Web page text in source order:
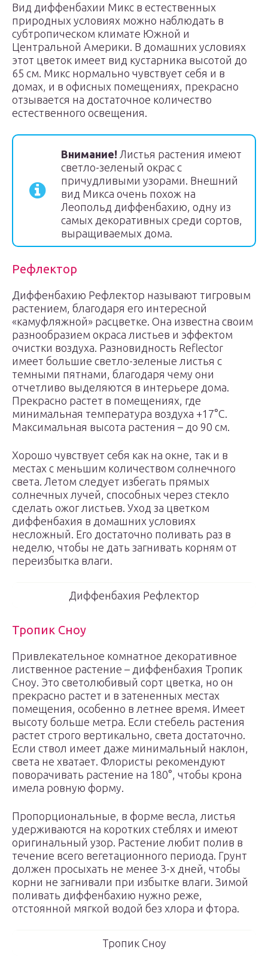
Вид диффенбахии Микс в естественных
природных условиях можно наблюдать в
субтропическом климате Южной и
Центральной Америки. В домашних условиях
этот цветок имеет вид кустарника высотой до
65 см. Микс нормально чувствует себя и в
домах, и в офисных помещениях, прекрасно
отзывается на достаточное количество
естественного освещения.
Внимание! Листья растения имеют
светло-зеленый окрас с
причудливыми узорами. Внешний
вид Микса очень похож на
Леопольд диффенбахию, одну из
самых декоративных среди сортов,
выращиваемых дома.
Рефлектор
Диффенбахию Рефлектор называют тигровым
растением, благодаря его интересной
«камуфляжной» расцветке. Она известна своим
разнообразием окраса листьев и эффектом
очистки воздуха. Разновидность Reflector
имеет большие светло-зеленые листья с
темными пятнами, благодаря чему они
отчетливо выделяются в интерьере дома.
Прекрасно растет в помещениях, где
минимальная температура воздуха +17°С.
Максимальная высота растения – до 90 см.
Хорошо чувствует себя как на окне, так и в
местах с меньшим количеством солнечного
света. Летом следует избегать прямых
солнечных лучей, способных через стекло
сделать ожог листьев. Уход за цветком
диффенбахия в домашних условиях
несложный. Его достаточно поливать раз в
неделю, чтобы не дать загнивать корням от
переизбытка влаги.
Диффенбахия Рефлектор
Тропик Сноу
Привлекательное комнатное декоративное
лиственное растение – диффенбахия Тропик
Сноу. Это светолюбивый сорт цветка, но он
прекрасно растет и в затененных местах
помещения, особенно в летнее время. Имеет
высоту больше метра. Если стебель растения
растет строго вертикально, света достаточно.
Если ствол имеет даже минимальный наклон,
света не хватает. Флористы рекомендуют
поворачивать растение на 180°, чтобы крона
имела ровную форму.
Пропорциональные, в форме весла, листья
удерживаются на коротких стеблях и имеют
оригинальный узор. Растение любит полив в
течение всего вегетационного периода. Грунт
должен просыхать не менее 3-х дней, чтобы
корни не загнивали при избытке влаги. Зимой
поливать диффенбахию нужно реже,
отстоянной мягкой водой без хлора и фтора.
Тропик Сноу